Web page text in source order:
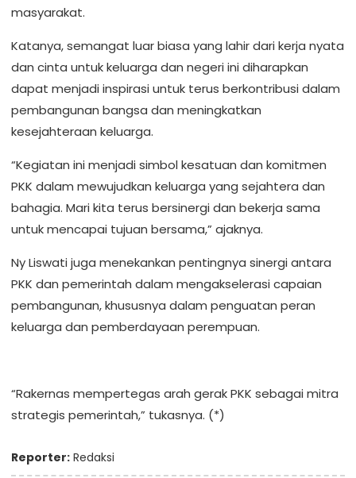
masyarakat.
Katanya, semangat luar biasa yang lahir dari kerja nyata
dan cinta untuk keluarga dan negeri ini diharapkan
dapat menjadi inspirasi untuk terus berkontribusi dalam
pembangunan bangsa dan meningkatkan
kesejahteraan keluarga.
“Kegiatan ini menjadi simbol kesatuan dan komitmen
PKK dalam mewujudkan keluarga yang sejahtera dan
bahagia. Mari kita terus bersinergi dan bekerja sama
untuk mencapai tujuan bersama,” ajaknya.
Ny Liswati juga menekankan pentingnya sinergi antara
PKK dan pemerintah dalam mengakselerasi capaian
pembangunan, khususnya dalam penguatan peran
keluarga dan pemberdayaan perempuan.
“Rakernas mempertegas arah gerak PKK sebagai mitra
strategis pemerintah,” tukasnya. (*)
Reporter: Redaksi